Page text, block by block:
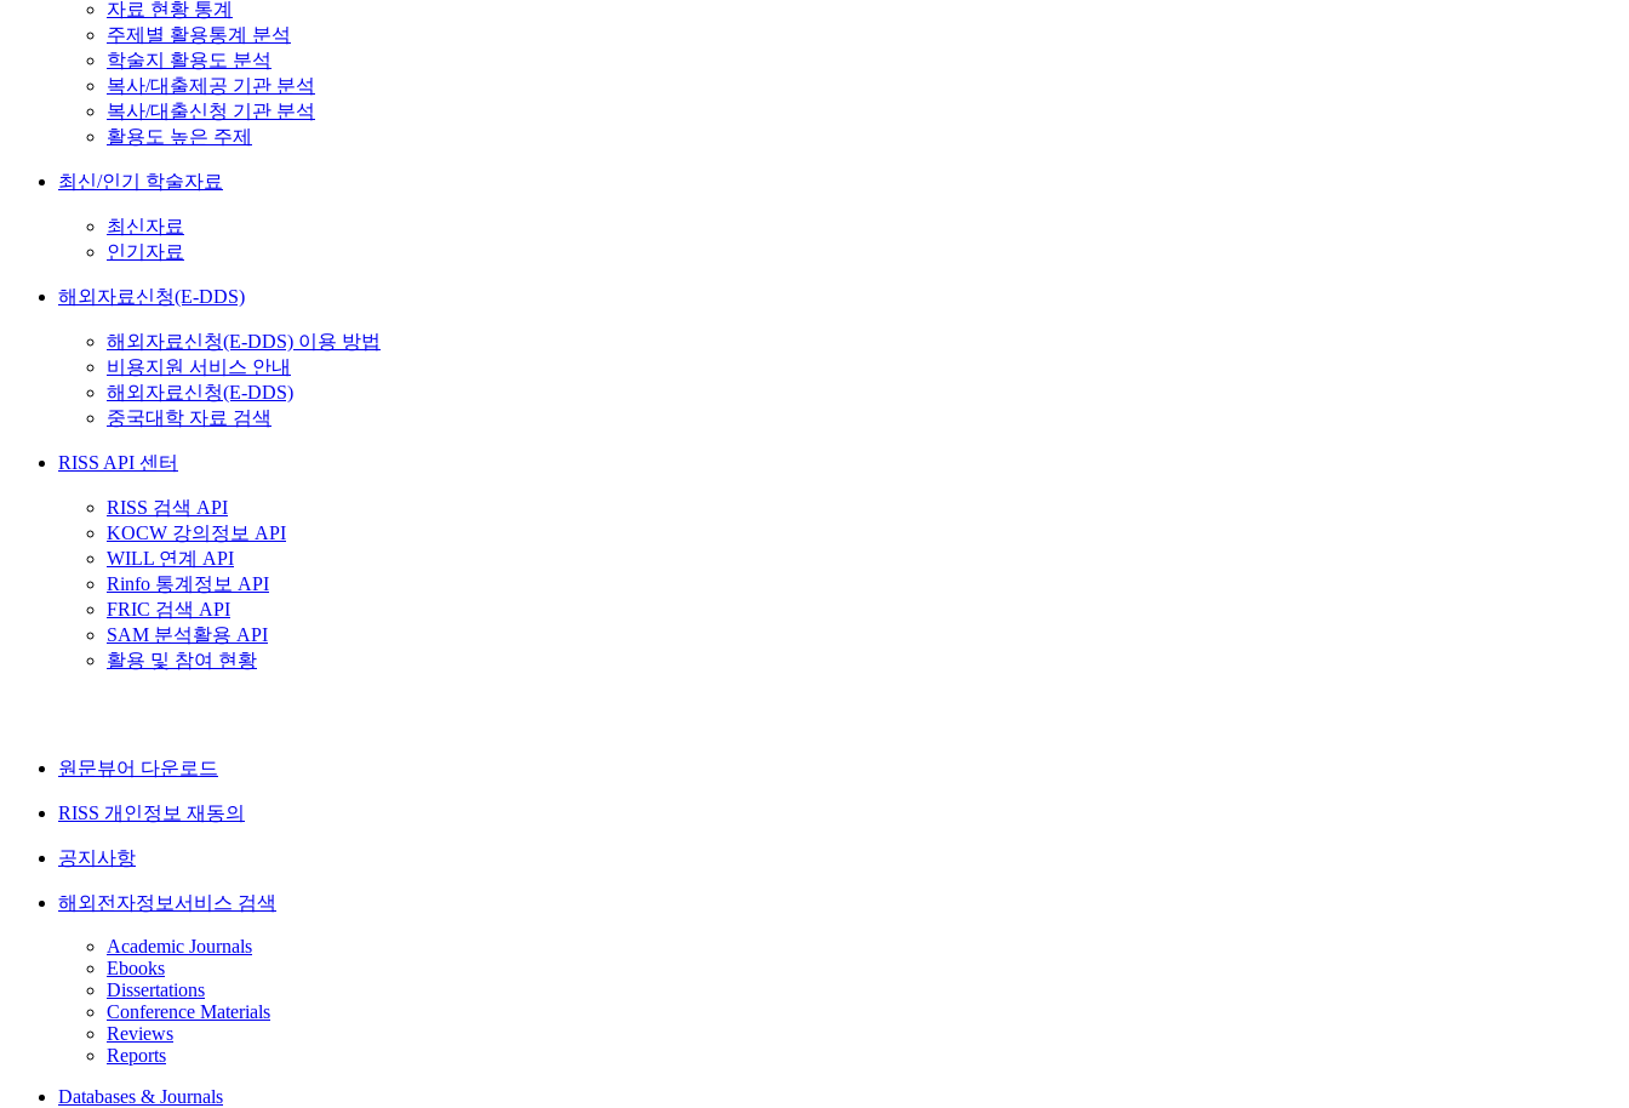
자료 현황 통계
주제별 활용통계 분석
학술지 활용도 분석
복사/대출제공 기관 분석
복사/대출신청 기관 분석
활용도 높은 주제
최신/인기 학술자료
최신자료
인기자료
해외자료신청(E-DDS)
해외자료신청(E-DDS) 이용 방법
비용지원 서비스 안내
해외자료신청(E-DDS)
중국대학 자료 검색
RISS API 센터
RISS 검색 API
KOCW 강의정보 API
WILL 연계 API
Rinfo 통계정보 API
FRIC 검색 API
SAM 분석활용 API
활용 및 참여 현황
원문뷰어 다운로드
RISS 개인정보 재동의
공지사항
해외전자정보서비스 검색
Academic Journals
Ebooks
Dissertations
Conference Materials
Reviews
Reports
Databases & Journals